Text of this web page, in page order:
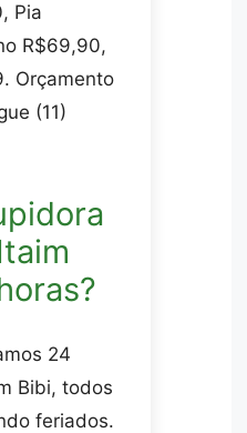
Pia
R$69,90,
Orçamento
(11)
24
Bibi, todos
feriados.